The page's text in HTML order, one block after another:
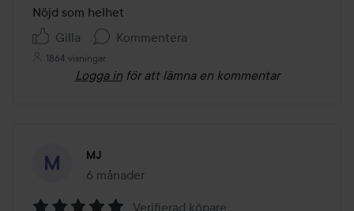
av
5
Nöjd som helhet
Gilla
Kommentera
1864 visningar
Logga in för att lämna en kommentar
MJ
6 månader
Inlägget skapades 6 månader
Verifierad köpare